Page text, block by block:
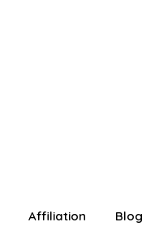
Affiliation Blog